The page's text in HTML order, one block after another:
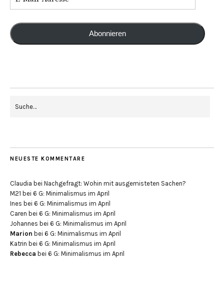
Abonnieren
NEUESTE KOMMENTARE
Claudia bei Nachgefragt: Wohin mit ausgemisteten Sachen?
M21 bei 6 G: Minimalismus im April
Ines bei 6 G: Minimalismus im April
Caren bei 6 G: Minimalismus im April
Johannes bei 6 G: Minimalismus im April
Marion bei 6 G: Minimalismus im April
Katrin bei 6 G: Minimalismus im April
Rebecca bei 6 G: Minimalismus im April